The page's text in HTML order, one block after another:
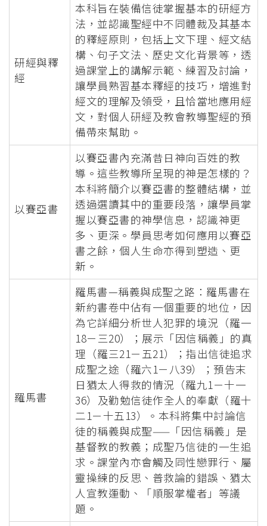
研經與釋
經
本科旨在裝備信徒掌握基本的研經方
法，並認識聖經中不同體裁及其基本
的釋經原則，包括上文下理、經文結
構、句子文法、歷史文化背景等，透
過課堂上的講解示範、練習及討論，
讓學員熟習基本釋經的技巧，增進對
經文的理解及領受，且恰當地應用經
文，對個人研經及教會教導聖經的預
備帶來幫助。
以賽亞書
以賽亞書內充滿昔日神向百姓的教
導。這些教導所呈現的神是怎樣的？
本科將簡介以賽亞書的整體結構，並
透過選讀其中的重要段落，讓學員掌
握以賽亞書的神學信息，認識神更
多、更深。學員思考如何應用以賽亞
書之餘，個人生命亦得到塑造、更
新。
羅馬書
羅馬書—稱義與成聖之路：羅馬書在
新約書卷中佔有一個重要的地位，因
為它詳細分析世人犯罪的境況（羅一
18－三20）；展示「因信稱義」的真
理（羅三21－五21）；指出信徒追求
成聖之途（羅六1－八39）；預告末
日猶太人得救的情況（羅九1－十一
36）及勸勉信徒作全人的奉獻（羅十
二1－十五13）。本科將集中討論信
徒的稱義與成聖——「因信稱義」是
基督教的教義；成聖乃信徒的一生追
求。課堂內亦會觸及同性戀罪行、屬
靈操練的反思、普救論的錯誤、猶太
人宣教運動、「順服掌權者」等議
題。